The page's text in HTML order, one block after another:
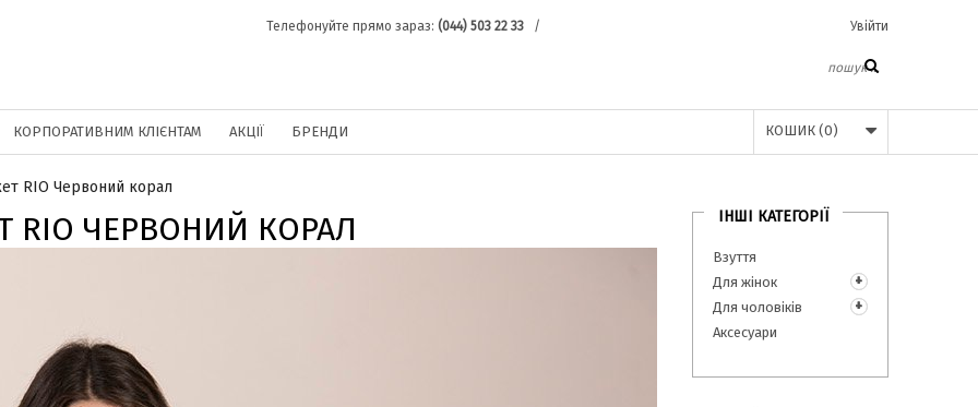
Телефонуйте прямо зараз: (044) 503 22 33 / Увійти
КОШИК (0)
КОРПОРАТИВНИМ КЛІЄНТАМ АКЦІЇ БРЕНДИ
RIO Червоний корал
RIO ЧЕРВОНИЙ КОРАЛ ІНШІ КАТЕГОРІЇ
Взуття
Для жінок
Для чоловіків
Аксесуари